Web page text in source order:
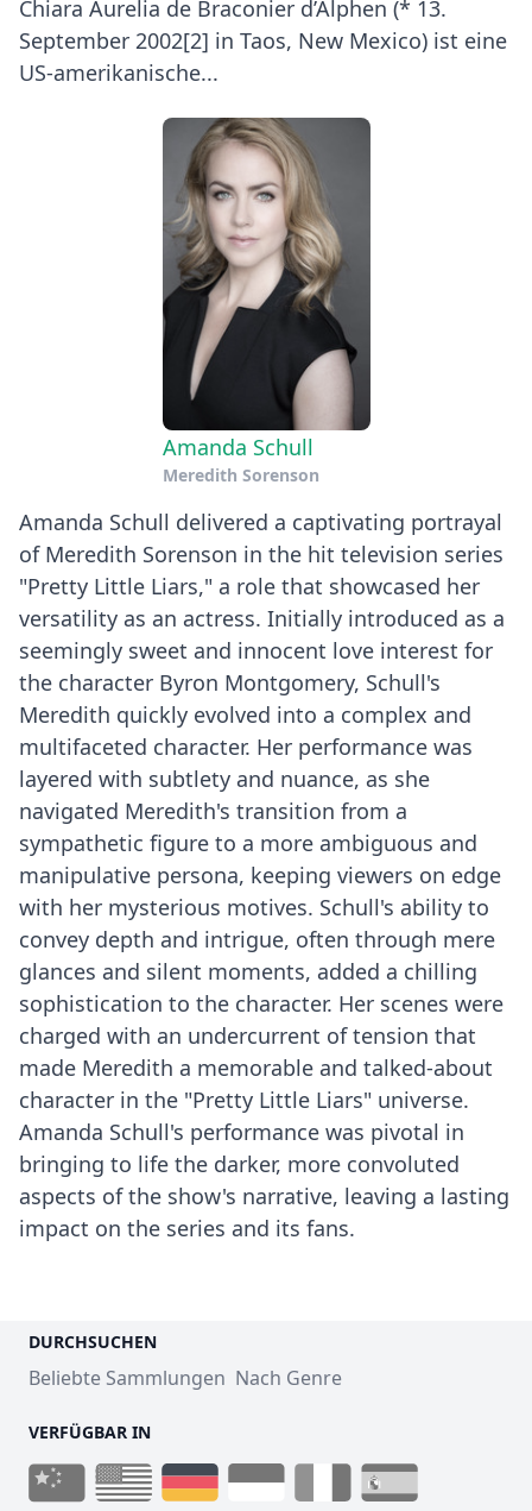
Chiara Aurelia de Braconier d’Alphen (* 13.
September 2002[2] in Taos, New Mexico) ist eine
US-amerikanische...
Amanda Schull
Meredith Sorenson
Amanda Schull delivered a captivating portrayal
of Meredith Sorenson in the hit television series
"Pretty Little Liars," a role that showcased her
versatility as an actress. Initially introduced as a
seemingly sweet and innocent love interest for
the character Byron Montgomery, Schull's
Meredith quickly evolved into a complex and
multifaceted character. Her performance was
layered with subtlety and nuance, as she
navigated Meredith's transition from a
sympathetic figure to a more ambiguous and
manipulative persona, keeping viewers on edge
with her mysterious motives. Schull's ability to
convey depth and intrigue, often through mere
glances and silent moments, added a chilling
sophistication to the character. Her scenes were
charged with an undercurrent of tension that
made Meredith a memorable and talked-about
character in the "Pretty Little Liars" universe.
Amanda Schull's performance was pivotal in
bringing to life the darker, more convoluted
aspects of the show's narrative, leaving a lasting
impact on the series and its fans.
DURCHSUCHEN
Beliebte Sammlungen Nach Genre
VERFÜGBAR IN